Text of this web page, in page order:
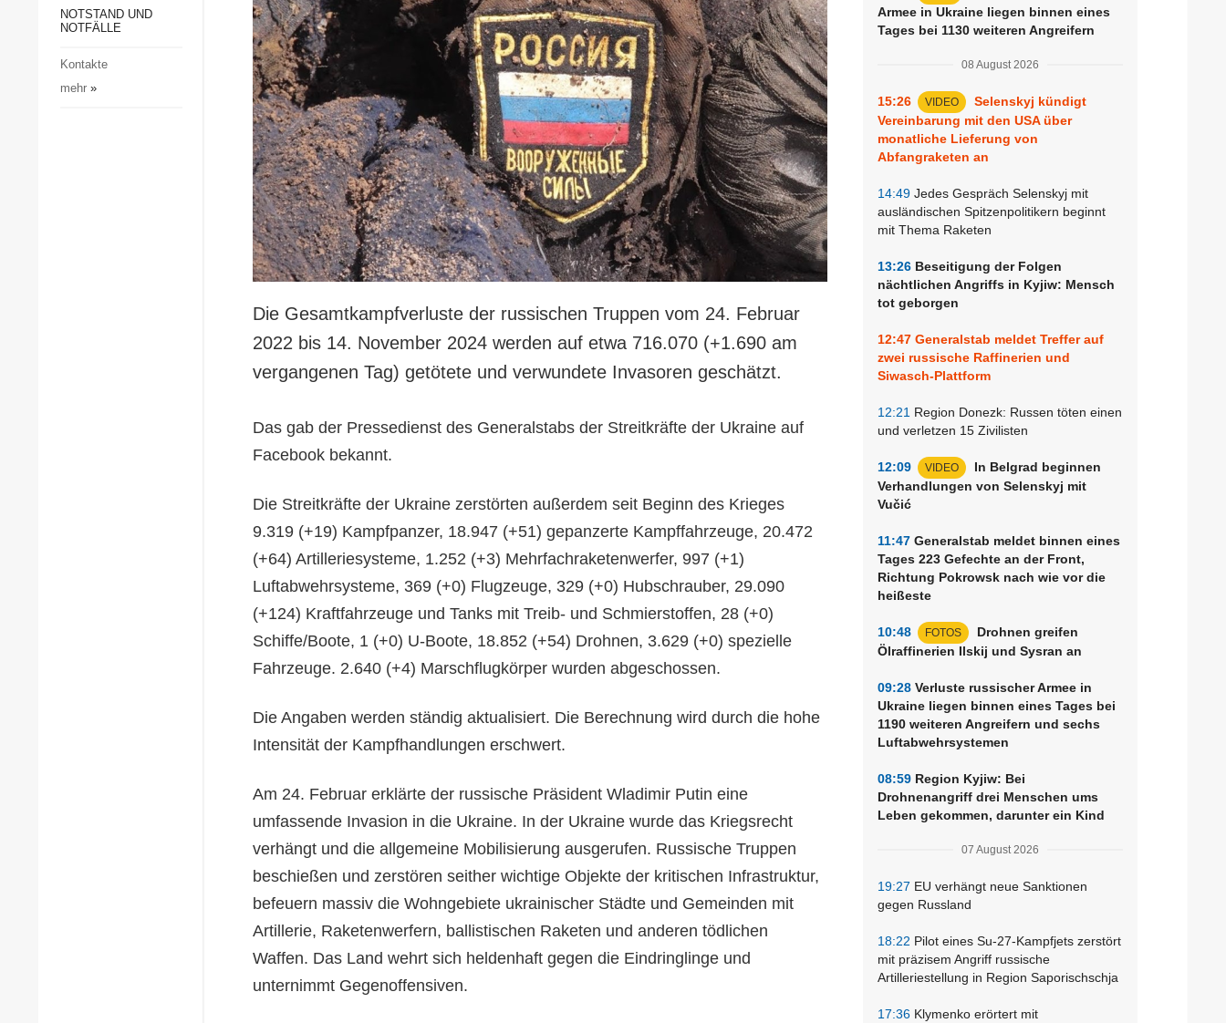
Gesellschaft und Kultur
Notstand und Notfälle
NOTSTAND UND
NOTFÄLLE
Kontakte
mehr»
Armee in Ukraine liegen binnen eines
Tages bei 1130 weiteren Angreifern
08 August 2026
15:26 VIDEO
Selenskyj kündigt
Vereinbarung mit den USA über
monatliche Lieferung von
Abfangraketen an
14:49 Jedes Gespräch Selenskyj mit
ausländischen Spitzenpolitikern beginnt
mit Thema Raketen
13:26 Beseitigung der Folgen
nächtlichen Angriffs in Kyjiw: Mensch
tot geborgen
12:47 Generalstab meldet Treffer auf
zwei russische Raffinerien und
Siwasch-Plattform
12:21 Region Donezk: Russen töten einen
und verletzen 15 Zivilisten
12:09 VIDEO
In Belgrad beginnen
Verhandlungen von Selenskyj mit
Vučić
11:47 Generalstab meldet binnen eines
Tages 223 Gefechte an der Front,
Richtung Pokrowsk nach wie vor die
heißeste
10:48 FOTOS
Drohnen greifen
Ölraffinerien Ilskij und Sysran an
09:28 Verluste russischer Armee in
Ukraine liegen binnen eines Tages bei
1190 weiteren Angreifern und sechs
Luftabwehrsystemen
08:59 Region Kyjiw: Bei
Drohnenangriff drei Menschen ums
Leben gekommen, darunter ein Kind
07 August 2026
19:27 EU verhängt neue Sanktionen
gegen Russland
18:22 Pilot eines Su-27-Kampfjets zerstört
mit präzisem Angriff russische
Artilleriestellung in Region Saporischschja
17:36 Klymenko erörtert mit
Die Gesamtkampfverluste der russischen Truppen vom 24. Februar
2022 bis 14. November 2024 werden auf etwa 716.070 (+1.690 am
vergangenen Tag) getötete und verwundete Invasoren geschätzt.
Das gab der Pressedienst des Generalstabs der Streitkräfte der Ukraine auf
Facebook bekannt.
Die Streitkräfte der Ukraine zerstörten außerdem seit Beginn des Krieges
9.319 (+19) Kampfpanzer, 18.947 (+51) gepanzerte Kampffahrzeuge, 20.472
(+64) Artilleriesysteme, 1.252 (+3) Mehrfachraketenwerfer, 997 (+1)
Luftabwehrsysteme, 369 (+0) Flugzeuge, 329 (+0) Hubschrauber, 29.090
(+124) Kraftfahrzeuge und Tanks mit Treib- und Schmierstoffen, 28 (+0)
Schiffe/Boote, 1 (+0) U-Boote, 18.852 (+54) Drohnen, 3.629 (+0) spezielle
Fahrzeuge. 2.640 (+4) Marschflugkörper wurden abgeschossen.
Die Angaben werden ständig aktualisiert. Die Berechnung wird durch die hohe
Intensität der Kampfhandlungen erschwert.
Am 24. Februar erklärte der russische Präsident Wladimir Putin eine
umfassende Invasion in die Ukraine. In der Ukraine wurde das Kriegsrecht
verhängt und die allgemeine Mobilisierung ausgerufen. Russische Truppen
beschießen und zerstören seither wichtige Objekte der kritischen Infrastruktur,
befeuern massiv die Wohngebiete ukrainischer Städte und Gemeinden mit
Artillerie, Raketenwerfern, ballistischen Raketen und anderen tödlichen
Waffen. Das Land wehrt sich heldenhaft gegen die Eindringlinge und
unternimmt Gegenoffensiven.